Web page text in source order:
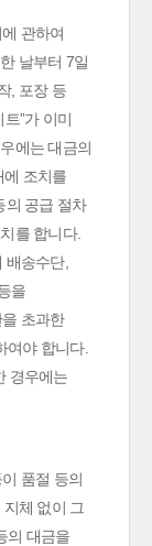
관하여
날부터 7일
, 포장 등
”가 이미
에는 대금의
에 조치를
의 공급 절차
를 합니다.
송수단,
을
초과한
여야 합니다.
경우에는
품절 등의
체 없이 그
의 대금을